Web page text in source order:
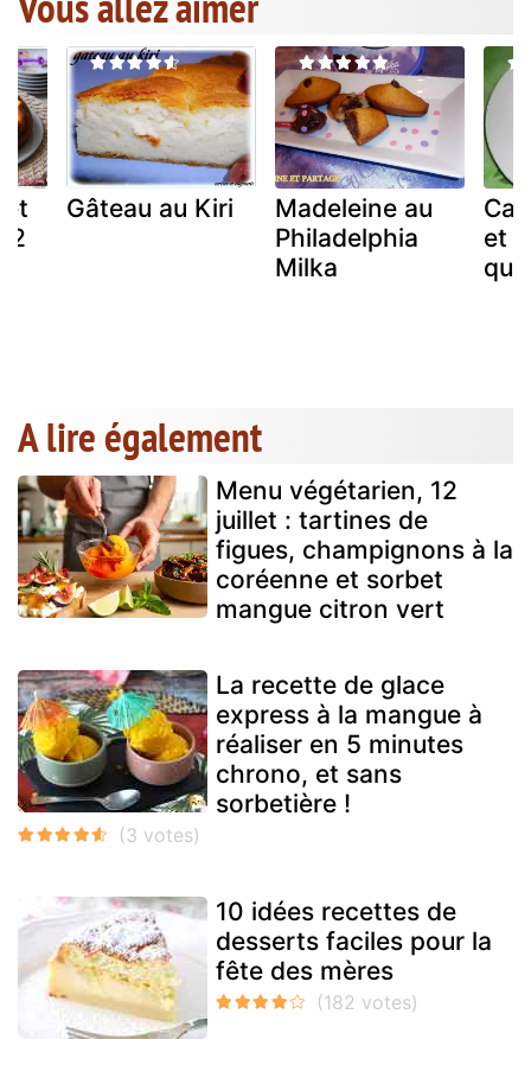
2
Gâteau au Kiri
Madeleine au
Philadelphia
Milka
et
qui
A lire également
Menu végétarien, 12
juillet : tartines de
figues, champignons à la
coréenne et sorbet
mangue citron vert
La recette de glace
express à la mangue à
réaliser en 5 minutes
chrono, et sans
sorbetière !
10 idées recettes de
desserts faciles pour la
fête des mères